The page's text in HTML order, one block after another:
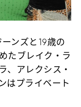
ンズと19歳の
たブレイク・ラ
、アレクシス・
はプライベート